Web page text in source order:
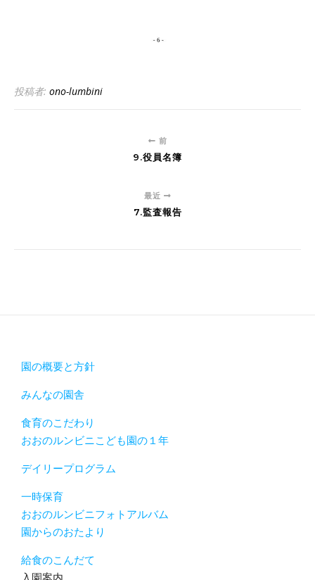
投稿者: ono-lumbini
前
9.役員名簿
最近
7.監査報告
園の概要と方針
みんなの園舎
食育のこだわり
おおのルンビニこども園の１年
デイリープログラム
一時保育
おおのルンビニフォトアルバム
園からのおたより
給食のこんだて
入園案内